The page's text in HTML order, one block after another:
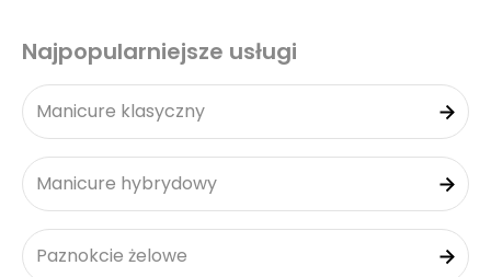
Najpopularniejsze usługi
Manicure klasyczny
Manicure hybrydowy
Paznokcie żelowe